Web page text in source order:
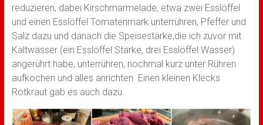
reduzieren, dabei Kirschmarmelade, etwa zwei Esslöffel
und einen Esslöffel Tomatenmark unterrühren, Pfeffer und
Salz dazu und danach die Speisestärke,die ich zuvor mit
Kaltwasser (ein Esslöffel Stärke, drei Esslöffel Wasser)
angerührt habe, unterrühren, nochmal kurz unter Rühren
aufkochen und alles anrichten. Einen kleinen Klecks
Rotkraut gab es auch dazu.